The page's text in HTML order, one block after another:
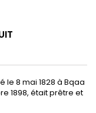
le 8 mai 1828 à Bqaa
1898, était prêtre et